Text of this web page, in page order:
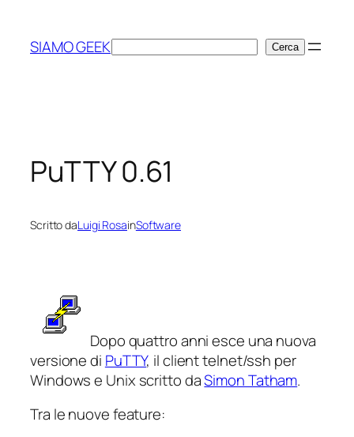
contenuto
SIAMO GEEKCerca Cerca
PuTTY 0.61
Scritto daLuigi RosainSoftware
Dopo quattro anni esce una nuova
versione di PuTTY, il client telnet/ssh per
Windows e Unix scritto daSimon Tatham.
Tra le nuove feature: